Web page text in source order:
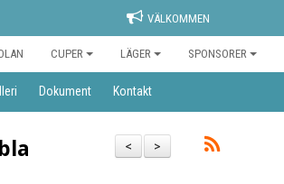
VÄLKOMMEN
CUPER LÄGER SPONSORER
Dokument Kontakt
>
<